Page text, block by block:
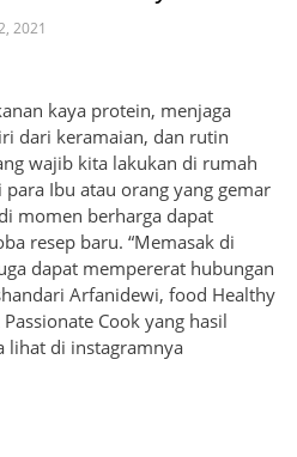
2021
kaya protein, menjaga
dari keramaian, dan rutin
wajib kita lakukan di rumah
para Ibu atau orang yang gemar
momen berharga dapat
resep baru. “Memasak di
dapat mempererat hubungan
Arfanidewi, food Healthy
Cook yang hasil
lihat di instagramnya